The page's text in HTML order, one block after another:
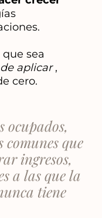
sea
aplicar,
cero.
ocupados,
comunes que
ingresos,
a las que la
tiene